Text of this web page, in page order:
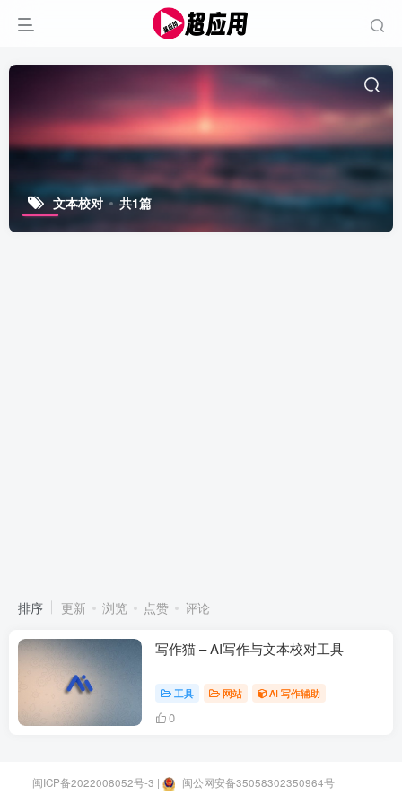
文本校对 共1篇
排序 更新 浏览 点赞 评论
写作猫 – AI写作与文本校对工具
工具 网站 AI 写作辅助
0
闽ICP备2022008052号-3 | 闽公网安备35058302350964号